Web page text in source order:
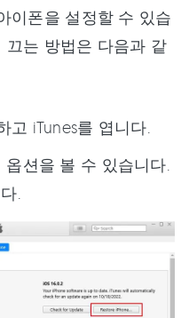
이폰을 설정할 수 있습
끄는 방법은 다음과 같
고 iTunes를 엽니다.
션을 볼 수 있습니다.
.